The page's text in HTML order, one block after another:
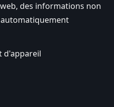
des informations non
d'appareil